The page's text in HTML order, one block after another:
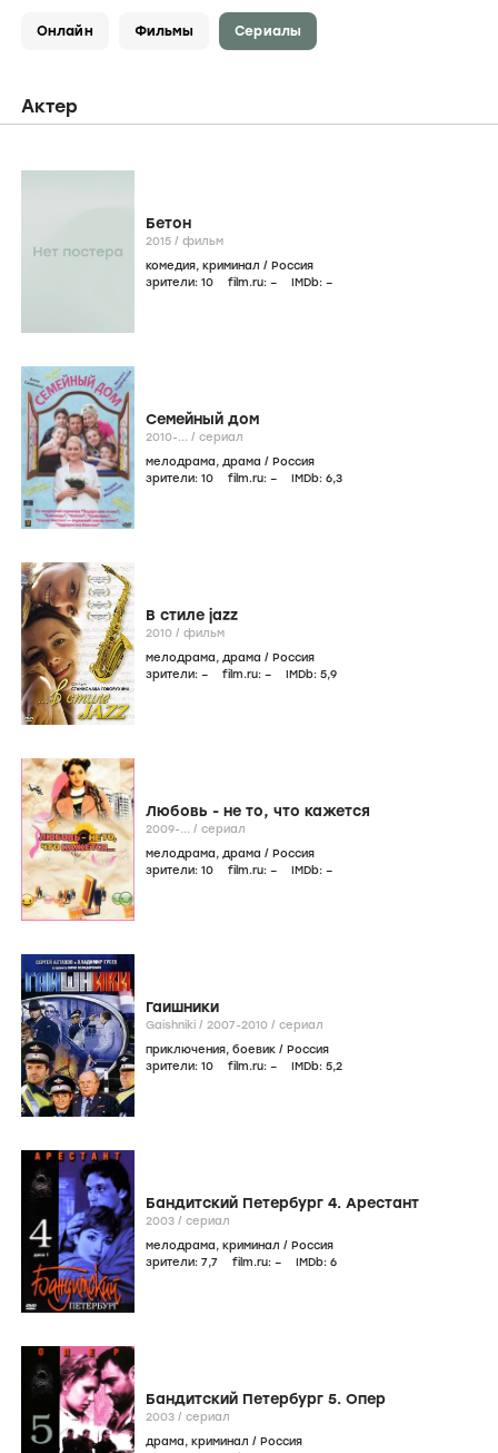
Онлайн Фильмы Сериалы
Актер
Бетон
2015 / фильм
комедия, криминал / Россия
зрители: 10 film.ru: – IMDb: –
Семейный дом
2010-... / сериал
мелодрама, драма / Россия
зрители: 10 film.ru: – IMDb: 6,3
В стиле jazz
2010 / фильм
мелодрама, драма / Россия
зрители: – film.ru: – IMDb: 5,9
Любовь - не то, что кажется
2009-... / сериал
мелодрама, драма / Россия
зрители: 10 film.ru: – IMDb: –
Гаишники
Gaishniki / 2007-2010 / сериал
приключения, боевик / Россия
зрители: 10 film.ru: – IMDb: 5,2
Бандитский Петербург 4. Арестант
2003 / сериал
мелодрама, криминал / Россия
зрители: 7,7 film.ru: – IMDb: 6
Бандитский Петербург 5. Опер
2003 / сериал
драма, криминал / Россия